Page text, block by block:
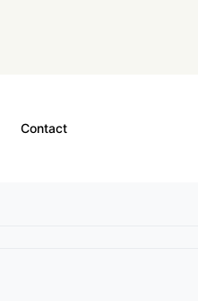
Contact